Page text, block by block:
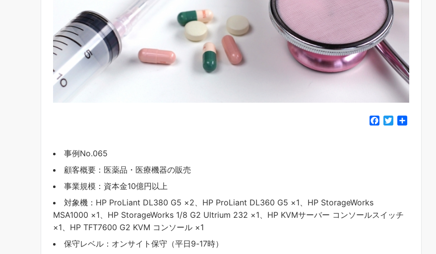
事例No.065
顧客概要：医薬品・医療機器の販売
事業規模：資本金10億円以上
対象機：HP ProLiant DL380 G5 ×2、HP ProLiant DL360 G5 ×1、HP StorageWorks
MSA1000 ×1、HP StorageWorks 1/8 G2 Ultrium 232 ×1、HP KVMサーバー コンソールスイッチ
×1、HP TFT7600 G2 KVM コンソール ×1
保守レベル：オンサイト保守（平日9-17時）